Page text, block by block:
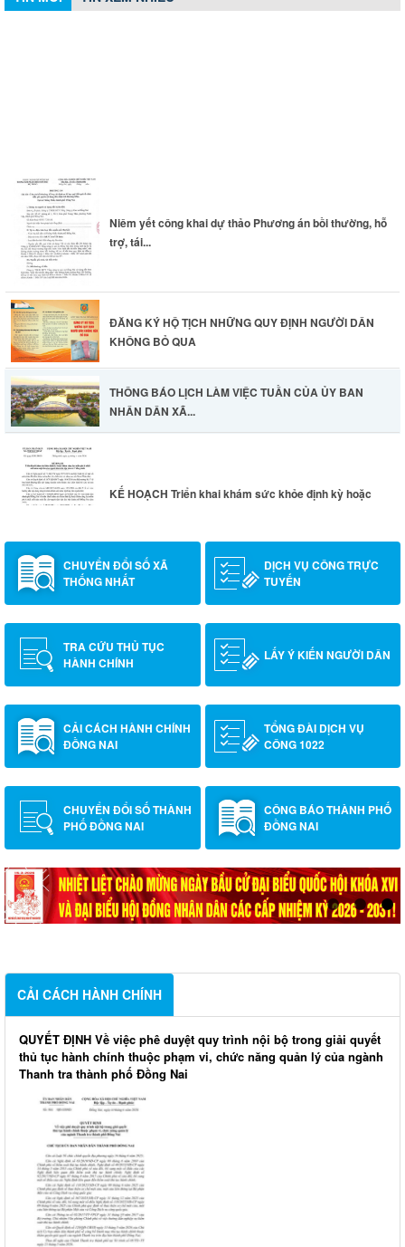
Niêm yết công khai dự thảo Phương án bồi thường, hỗ trợ,
Niêm yết công khai dự thảo Phương án bồi thường, hỗ
trợ, tái...
ĐĂNG KÝ HỘ TỊCH NHỮNG QUY ĐỊNH NGƯỜI DÂN
KHÔNG BỎ QUA
THÔNG BÁO LỊCH LÀM VIỆC TUẦN CỦA ỦY BAN
NHÂN DÂN XÃ...
KẾ HOẠCH Triển khai khám sức khỏe định kỳ hoặc
THÔNG BÁO LỊCH LÀM VIỆC TUẦN CỦA ỦY BAN
CHUYỂN ĐỔI SỐ XÃ
THỐNG NHẤT
DỊCH VỤ CÔNG TRỰC
TUYẾN
TRA CỨU THỦ TỤC
HÀNH CHÍNH
LẤY Ý KIẾN NGƯỜI DÂN
CẢI CÁCH HÀNH CHÍNH
ĐỒNG NAI
TỔNG ĐÀI DỊCH VỤ
CÔNG 1022
CHUYỂN ĐỔI SỐ THÀNH
PHỐ ĐỒNG NAI
CÔNG BÁO THÀNH PHỐ
ĐỒNG NAI
CẢI CÁCH HÀNH CHÍNH
QUYẾT ĐỊNH Về việc phê duyệt quy trình nội bộ trong giải quyết
thủ tục hành chính thuộc phạm vi, chức năng quản lý của ngành
Thanh tra thành phố Đồng Nai